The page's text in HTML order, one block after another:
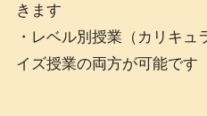
きます
・レベル別授業（カリキ
イズ授業の両方が可能です